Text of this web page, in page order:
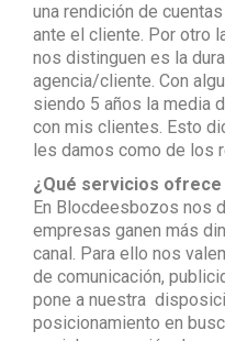
una rendición de cuentas
ante el cliente. Por otro
nos distinguen es la
agencia/cliente. Con
siendo 5 años la media
con mis clientes. Esto
les damos como de los
¿Qué servicios
En Blocdeesbozos nos
empresas ganen más
canal. Para ello nos
de comunicación,
pone a nuestra
posicionamiento en